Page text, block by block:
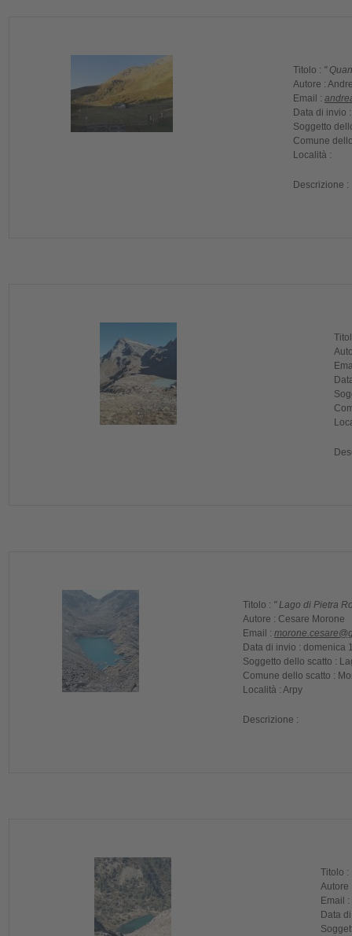
Titolo : "
Autore :
Email :
Data di invio
Soggetto
Comune
Località :
Descrizione :
Titolo : " Lago di Pietra
Autore : Cesare Morone
Email :
Data di invio : domenica
Soggetto dello scatto :
Comune dello scatto :
Località : Arpy
Descrizione :
Titolo :
Autore
Email :
Data